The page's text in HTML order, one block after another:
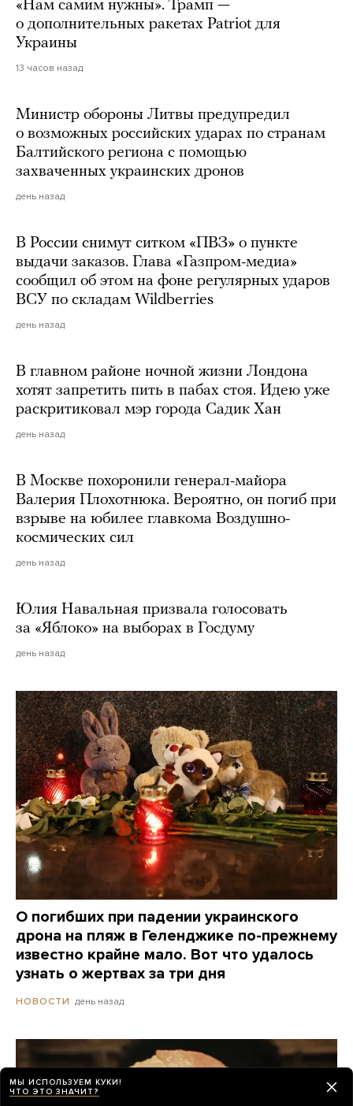
«Нам самим нужны». Трамп —
о дополнительных ракетах Patriot для
Украины
13 часов назад
Министр обороны Литвы предупредил
о возможных российских ударах по странам
Балтийского региона с помощью
захваченных украинских дронов
день назад
В России снимут ситком «ПВЗ» о пункте
выдачи заказов. Глава «Газпром-медиа»
сообщил об этом на фоне регулярных ударов
ВСУ по складам Wildberries
день назад
В главном районе ночной жизни Лондона
хотят запретить пить в пабах стоя. Идею уже
раскритиковал мэр города Садик Хан
день назад
В Москве похоронили генерал-майора
Валерия Плохотнюка. Вероятно, он погиб при
взрыве на юбилее главкома Воздушно-
космических сил
день назад
Юлия Навальная призвала голосовать
за «Яблоко» на выборах в Госдуму
день назад
О погибших при падении украинского
дрона на пляж в Геленджике по-прежнему
известно крайне мало. Вот что удалось
узнать о жертвах за три дня
НОВОСТИ день назад
МЫ ИСПОЛЬЗУЕМ КУКИ!
ЧТО ЭТО ЗНАЧИТ?